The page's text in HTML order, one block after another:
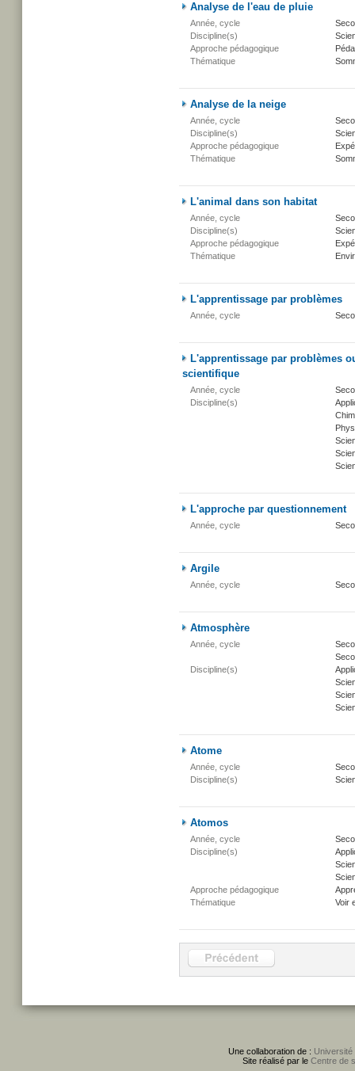
Analyse de l'eau de pluie
Année, cycle
Discipline(s)
Approche pédagogique
Thématique
Analyse de la neige
Année, cycle
Discipline(s)
Approche pédagogique
Thématique
L'animal dans son habitat
Année, cycle
Discipline(s)
Approche pédagogique
Thématique
L'apprentissage par problèmes
Année, cycle
L'apprentissage par problèmes
scientifique
Année, cycle
Discipline(s)
L'approche par questionnement
Année, cycle
Argile
Année, cycle
Atmosphère
Année, cycle
Discipline(s)
Atome
Année, cycle
Discipline(s)
Atomos
Année, cycle
Discipline(s)
Approche pédagogique
Thématique
Voir
Une collaboration de : Université
Site réalisé par le Centre de